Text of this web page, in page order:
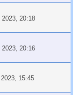
2023, 20:18
2023, 20:16
15:45